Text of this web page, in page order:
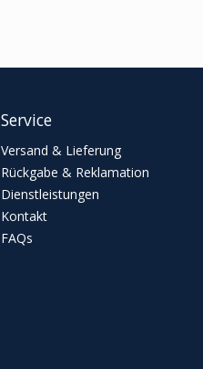
Service
Versand & Lieferung
Rückgabe & Reklamation
Dienstleistungen
Kontakt
FAQs